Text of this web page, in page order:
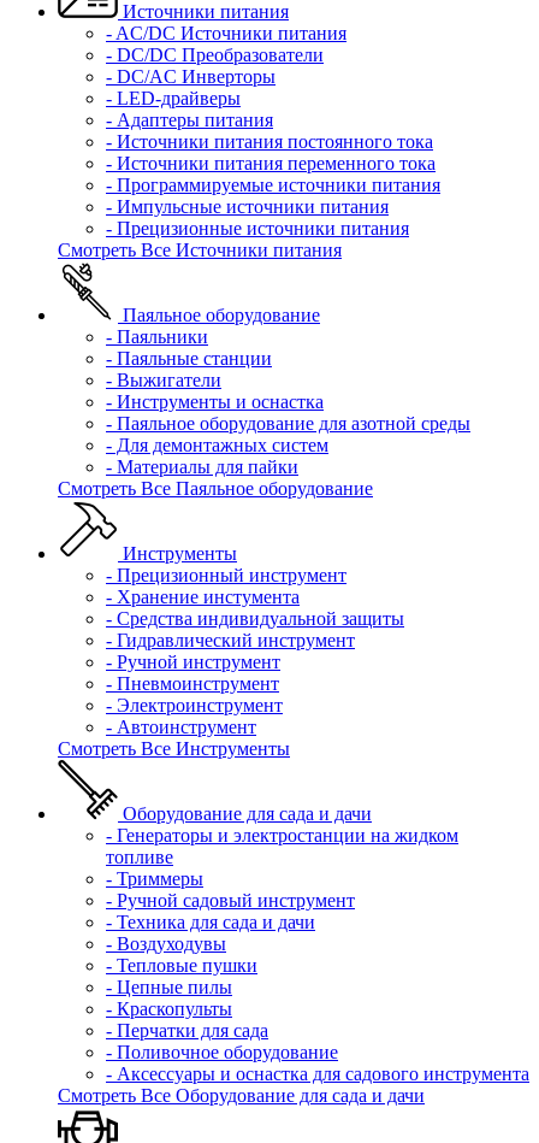
Источники питания
- AC/DC Источники питания
- DC/DC Преобразователи
- DC/AC Инверторы
- LED-драйверы
- Адаптеры питания
- Источники питания постоянного тока
- Источники питания переменного тока
- Программируемые источники питания
- Импульсные источники питания
- Прецизионные источники питания
Смотреть Все Источники питания
Паяльное оборудование
- Паяльники
- Паяльные станции
- Выжигатели
- Инструменты и оснастка
- Паяльное оборудование для азотной среды
- Для демонтажных систем
- Материалы для пайки
Смотреть Все Паяльное оборудование
Инструменты
- Прецизионный инструмент
- Хранение инстумента
- Средства индивидуальной защиты
- Гидравлический инструмент
- Ручной инструмент
- Пневмоинструмент
- Электроинструмент
- Автоинструмент
Смотреть Все Инструменты
Оборудование для сада и дачи
- Генераторы и электростанции на жидком
топливе
- Триммеры
- Ручной садовый инструмент
- Техника для сада и дачи
- Воздуходувы
- Тепловые пушки
- Цепные пилы
- Краскопульты
- Перчатки для сада
- Поливочное оборудование
- Аксессуары и оснастка для садового инструмента
Смотреть Все Оборудование для сада и дачи